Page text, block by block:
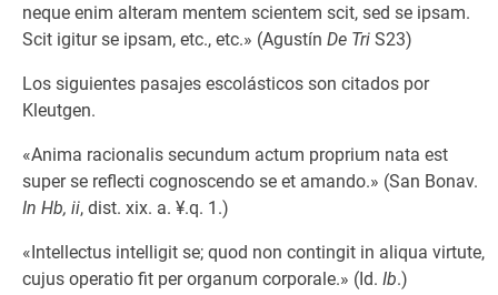
neque enim alteram mentem scientem scit, sed se ipsam.
Scit igitur se ipsam, etc., etc.» (Agustín De Tri S23)
Los siguientes pasajes escolásticos son citados por
Kleutgen.
«Anima racionalis secundum actum proprium nata est
super se reflecti cognoscendo se et amando.» (San Bonav.
In Hb, ii, dist. xix. a. ¥.q. 1.)
«Intellectus intelligit se; quod non contingit in aliqua virtute,
cujus operatio fit per organum corporale.» (Id. Ib.)